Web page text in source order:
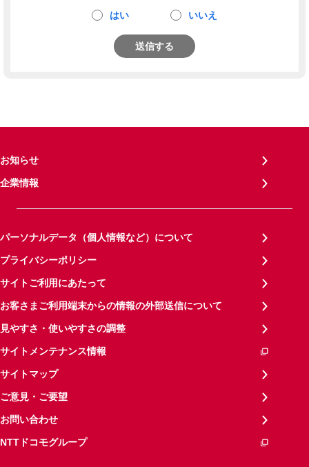
はい いいえ
送信する
お知らせ
企業情報
パーソナルデータ（個人情報など）について
プライバシーポリシー
サイトご利用にあたって
お客さまご利用端末からの情報の外部送信について
見やすさ・使いやすさの調整
サイトメンテナンス情報
サイトマップ
ご意見・ご要望
お問い合わせ
NTTドコモグループ